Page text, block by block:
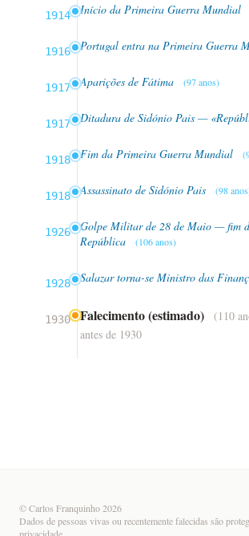
1914 Início da Primeira Guerra Mundial
1916 Portugal entra na Primeira Guerra
1917 Aparições de Fátima (97 anos)
1917 Ditadura de Sidónio Pais —
1918 Fim da Primeira Guerra Mundial
1918 Assassinato de Sidónio Pais (98
1926
Golpe Militar de 28 de Maio — fim
República
(106 anos)
1928 Salazar torna-se Ministro das
1930 Falecimento (estimado)
(110
antes de 1930
© Carlos Franquinho 2026
Dados de pessoas vivas ou recentemente falecidas são
privacidade.